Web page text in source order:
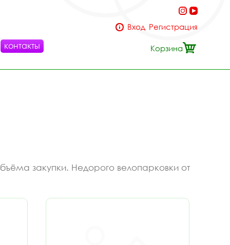
контакты
Вход Регистрация
Корзина
закупки. Недорого велопарковки от